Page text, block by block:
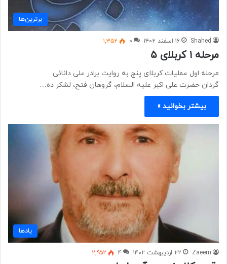
برترین‌ها
Shahed ۱۶ اسفند ۱۴۰۲ ۰ ۱,۳۵۲
مرحله ۱ کربلای ۵
مرحله اول عملیات کربلای پنج به روایت برادر علی دانائی
گردان حضرت علی اکبر علیه السلام، گروهان فتح، لشکر ده…
بیشتر بخوانید »
یادها
Zaeem ۲۲ اردیبهشت ۱۴۰۲ ۴ ۲,۹۵۲